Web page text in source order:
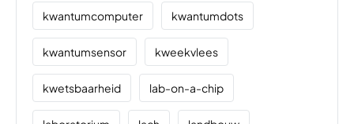
kwantumcomputer kwantumdots
kwantumsensor kweekvlees
kwetsbaarheid lab-on-a-chip